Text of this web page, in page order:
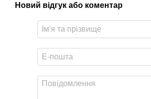
Новий відгук або коментар